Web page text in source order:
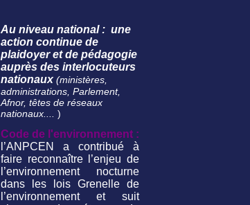
Au niveau national : une
action continue de
plaidoyer et de pédagogie
auprès des interlocuteurs
nationaux(ministères,
administrations, Parlement,
Afnor, têtes de réseaux
nationaux....
)
Code de l'environnement :
l’ANPCEN a contribué à
faire reconnaître l’enjeu de
l’environnement nocturne
dans les lois Grenelle de
l’environnement et suit